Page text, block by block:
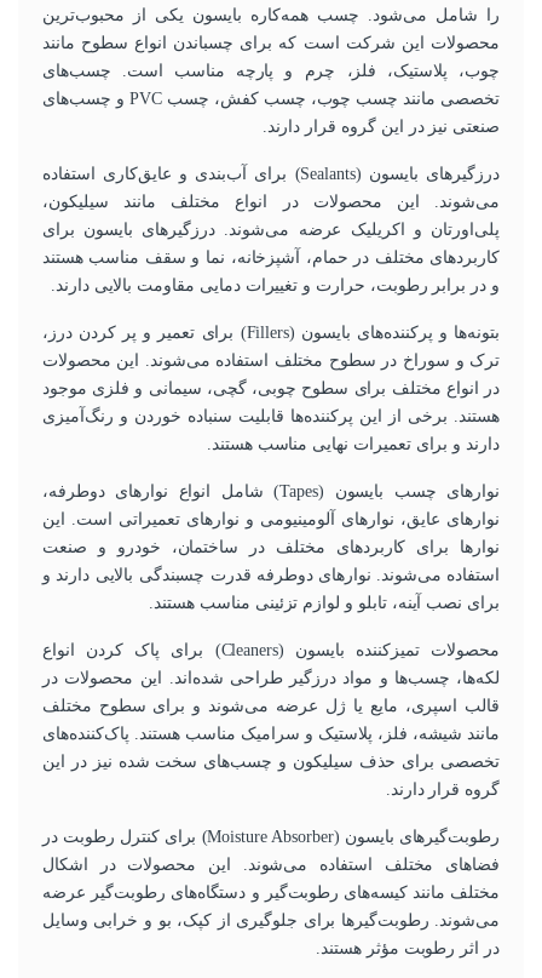
را شامل می‌شود. چسب همه‌کاره بایسون یکی از محبوب‌ترین
محصولات این شرکت است که برای چسباندن انواع سطوح مانند
چوب، پلاستیک، فلز، چرم و پارچه مناسب است. چسب‌های
تخصصی مانند چسب چوب، چسب کفش، چسب PVC و چسب‌های
صنعتی نیز در این گروه قرار دارند.
درزگیرهای بایسون (Sealants) برای آب‌بندی و عایق‌کاری استفاده
می‌شوند. این محصولات در انواع مختلف مانند سیلیکون،
پلی‌اورتان و اکریلیک عرضه می‌شوند. درزگیرهای بایسون برای
کاربردهای مختلف در حمام، آشپزخانه، نما و سقف مناسب هستند
و در برابر رطوبت، حرارت و تغییرات دمایی مقاومت بالایی دارند.
بتونه‌ها و پرکننده‌های بایسون (Fillers) برای تعمیر و پر کردن درز،
ترک و سوراخ در سطوح مختلف استفاده می‌شوند. این محصولات
در انواع مختلف برای سطوح چوبی، گچی، سیمانی و فلزی موجود
هستند. برخی از این پرکننده‌ها قابلیت سنباده خوردن و رنگ‌آمیزی
دارند و برای تعمیرات نهایی مناسب هستند.
نوارهای چسب بایسون (Tapes) شامل انواع نوارهای دوطرفه،
نوارهای عایق، نوارهای آلومینیومی و نوارهای تعمیراتی است. این
نوارها برای کاربردهای مختلف در ساختمان، خودرو و صنعت
استفاده می‌شوند. نوارهای دوطرفه قدرت چسبندگی بالایی دارند و
برای نصب آینه، تابلو و لوازم تزئینی مناسب هستند.
محصولات تمیزکننده بایسون (Cleaners) برای پاک کردن انواع
لکه‌ها، چسب‌ها و مواد درزگیر طراحی شده‌اند. این محصولات در
قالب اسپری، مایع یا ژل عرضه می‌شوند و برای سطوح مختلف
مانند شیشه، فلز، پلاستیک و سرامیک مناسب هستند. پاک‌کننده‌های
تخصصی برای حذف سیلیکون و چسب‌های سخت شده نیز در این
گروه قرار دارند.
رطوبت‌گیرهای بایسون (Moisture Absorber) برای کنترل رطوبت در
فضاهای مختلف استفاده می‌شوند. این محصولات در اشکال
مختلف مانند کیسه‌های رطوبت‌گیر و دستگاه‌های رطوبت‌گیر عرضه
می‌شوند. رطوبت‌گیرها برای جلوگیری از کپک، بو و خرابی وسایل
در اثر رطوبت مؤثر هستند.